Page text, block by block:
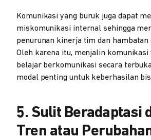
Komunikasi yang buruk juga dapat
miskomunikasi internal sehingga
penurunan kinerja tim dan hambatan
Oleh karena itu, menjalin komunikasi
belajar berkomunikasi secara
modal penting untuk keberhasilan
5. Sulit Beradaptasi
Tren atau